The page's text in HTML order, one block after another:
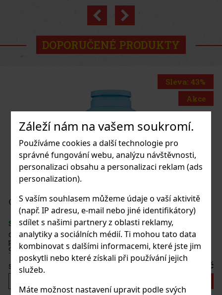
Záleží nám na vašem soukromí.
Používáme cookies a další technologie pro
správné fungování webu, analýzu návštěvnosti,
personalizaci obsahu a personalizaci reklam (ads
personalization).
S vaším souhlasem můžeme údaje o vaší aktivitě
(např. IP adresu, e-mail nebo jiné identifikátory)
sdílet s našimi partnery z oblasti reklamy,
analytiky a sociálních médií. Ti mohou tato data
kombinovat s dalšími informacemi, které jste jim
poskytli nebo které získali při používání jejich
služeb.
Máte možnost nastavení upravit podle svých
Novinka
Peach 65g
37 Kč
Do košíku
Novinka
Previous
DOPORUČENÉ PRODUKTY
Akce
dražé dóza 64 g
dražé bez cukru s intenzivní mátovou
dlouhotrvající svěžest dechu. Praktická
víčkem je ideální do auta,
budete mít žvýkačky vždy po ruce. Žvý
57 Kč